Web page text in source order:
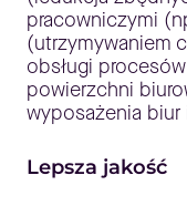
pracowniczymi
(utrzymywaniem
obsługi
powierzchni
wyposażenia biur
Lepsza jakość